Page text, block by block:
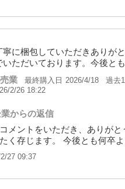
寧に梱包していただきありが
ただいております。今後と
業
最終購入日 2026/4/18 過去
2/26 18:22
からの返信
メントをいただき、ありが
く存じます。 今後とも何卒
27 09:37